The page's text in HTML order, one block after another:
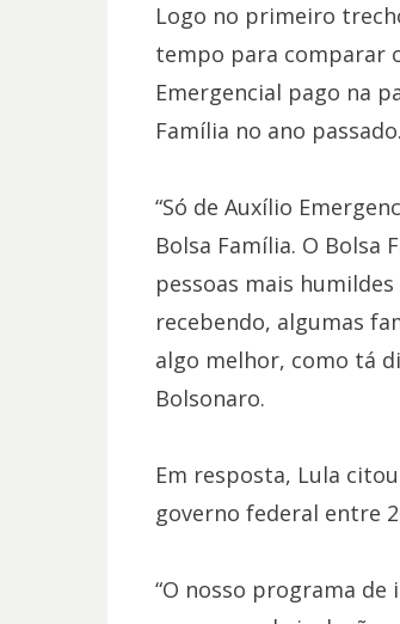
Logo no primeiro
tempo para comparar
Emergencial pago na
Família no ano passado.
“Só de Auxílio
Bolsa Família. O Bolsa
pessoas mais
recebendo, algumas
algo melhor, como tá
Bolsonaro.
Em resposta, Lula
governo federal entre
“O nosso programa de